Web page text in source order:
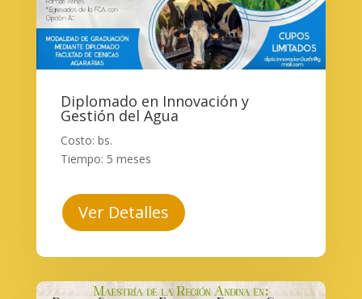
Diplomado en Innovación y
Gestión del Agua
Costo: bs.
Tiempo: 5 meses
Ver Detalles